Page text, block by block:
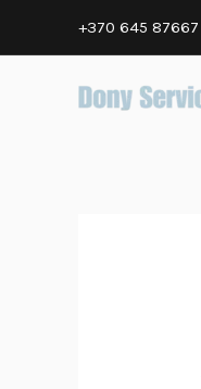
prie
+370 645 87667